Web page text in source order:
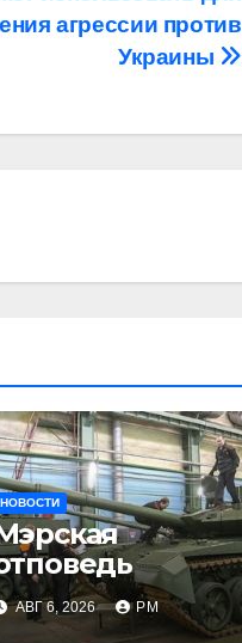
агрессии против
Украины
НОВОСТИ
АВГ 6, 2026 РМ